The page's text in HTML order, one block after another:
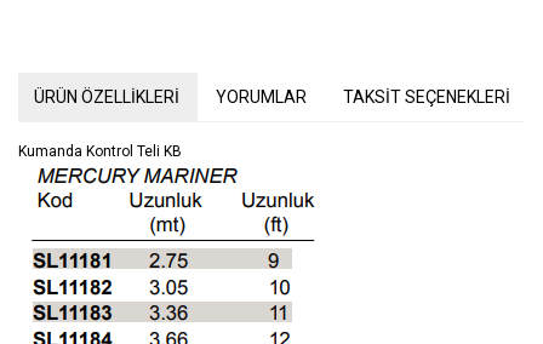
ÜRÜN ÖZELLİKLERİ YORUMLAR TAKSİT SEÇENEKLERİ
Kumanda Kontrol Teli KB